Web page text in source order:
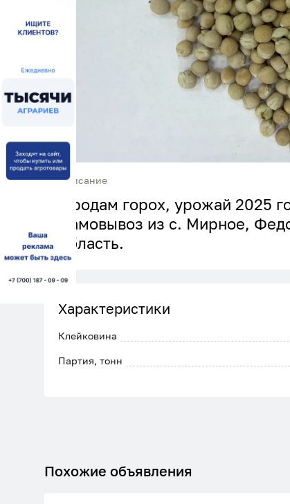
Описание
Продам горох, урожай 2025
Самовывоз из с. Мирное,
область.
Характеристики
Клейковина
Партия, тонн
Похожие объявления